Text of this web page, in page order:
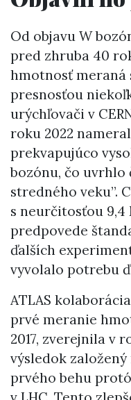
Od objavu W
pred zhruba 40
hmotnosť meraná
presnosťou
urýchľovači v
roku 2022
prekvapujúco
bozónu, čo uvrhlo
stredného veku”.
s neurčitosťou 9,4
predpovede
ďalších
vyvolalo potrebu
ATLAS
prvé meranie
2017, zverejnila v
výsledok
prvého behu